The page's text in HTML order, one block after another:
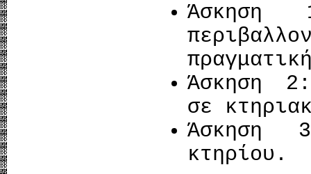
Άσκηση
Άσκηση
σε
Άσκηση
κτηρίου.